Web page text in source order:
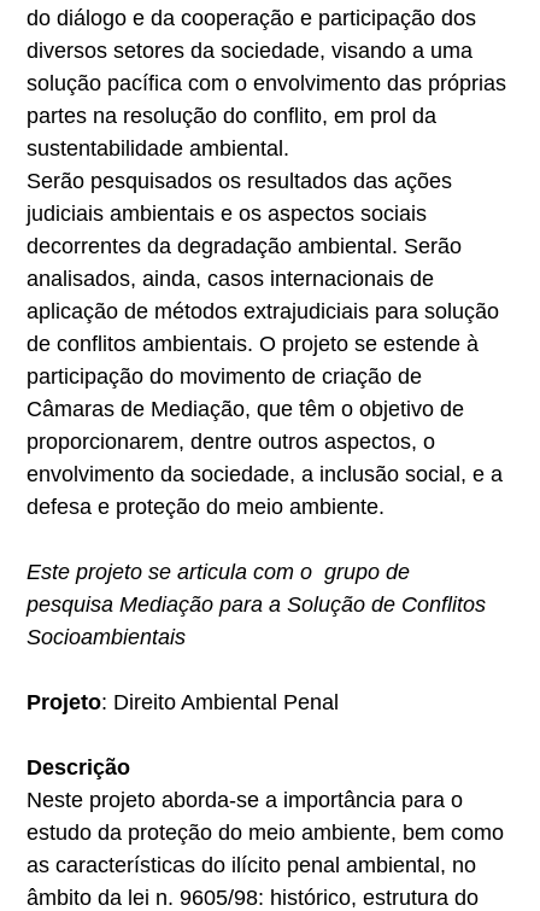
do diálogo e da cooperação e participação dos
diversos setores da sociedade, visando a uma
solução pacífica com o envolvimento das próprias
partes na resolução do conflito, em prol da
sustentabilidade ambiental.
Serão pesquisados os resultados das ações
judiciais ambientais e os aspectos sociais
decorrentes da degradação ambiental. Serão
analisados, ainda, casos internacionais de
aplicação de métodos extrajudiciais para solução
de conflitos ambientais. O projeto se estende à
participação do movimento de criação de
Câmaras de Mediação, que têm o objetivo de
proporcionarem, dentre outros aspectos, o
envolvimento da sociedade, a inclusão social, e a
defesa e proteção do meio ambiente.
Este projeto se articula com o grupo de
pesquisa Mediação para a Solução de Conflitos
Socioambientais
Projeto: Direito Ambiental Penal
Descrição
Neste projeto aborda-se a importância para o
estudo da proteção do meio ambiente, bem como
as características do ilícito penal ambiental, no
âmbito da lei n. 9605/98: histórico, estrutura do